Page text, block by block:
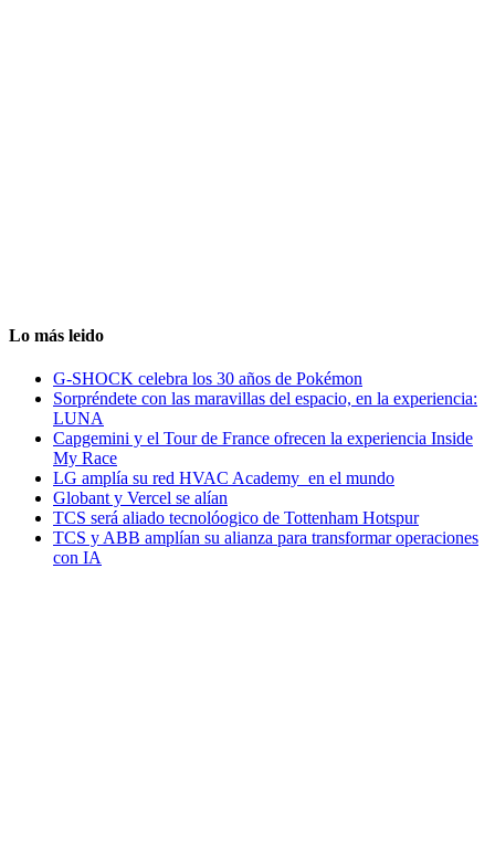
Lo más leido
G-SHOCK celebra los 30 años de Pokémon
Sorpréndete con las maravillas del espacio, en la experiencia:
LUNA
Capgemini y el Tour de France ofrecen la experiencia Inside
My Race
LG amplía su red HVAC Academy en el mundo
Globant y Vercel se alían
TCS será aliado tecnolóogico de Tottenham Hotspur
TCS y ABB amplían su alianza para transformar operaciones
con IA